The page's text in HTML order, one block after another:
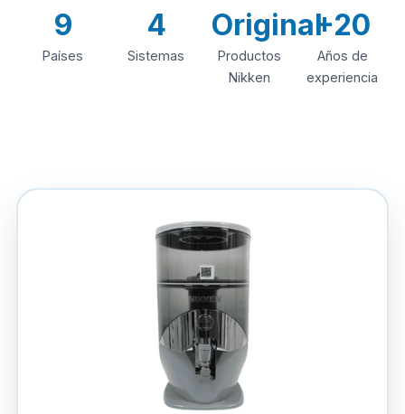
9
Países
4
Sistemas
Original
Productos
Nikken
+20
Años de
experiencia